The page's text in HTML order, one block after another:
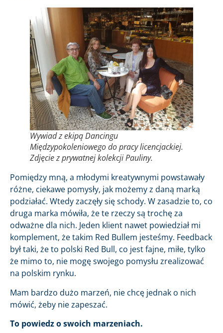
Wywiad z ekipą Dancingu
Międzypokoleniowego do pracy licencjackiej.
Zdjęcie z prywatnej kolekcji Pauliny.
Pomiędzy mną, a młodymi kreatywnymi powstawały
różne, ciekawe pomysły, jak możemy z daną marką
podziałać. Wtedy zaczęły się schody. W zasadzie to, co
druga marka mówiła, że te rzeczy są trochę za
odważne dla nich. Jeden klient nawet powiedział mi
komplement, że takim Red Bullem jesteśmy. Feedback
był taki, że to polski Red Bull, co jest fajne, miłe, tylko
że mimo to, nie mogę swojego pomysłu zrealizować
na polskim rynku.
Mam bardzo dużo marzeń, nie chcę jednak o nich
mówić, żeby nie zapeszać.
To powiedz o swoich marzeniach.